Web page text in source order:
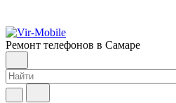
Ремонт телефонов в Самаре